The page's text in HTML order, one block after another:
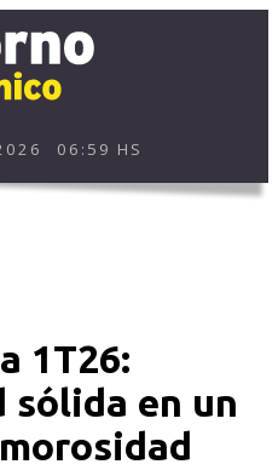
06:59 HS
1T26:
sólida en un